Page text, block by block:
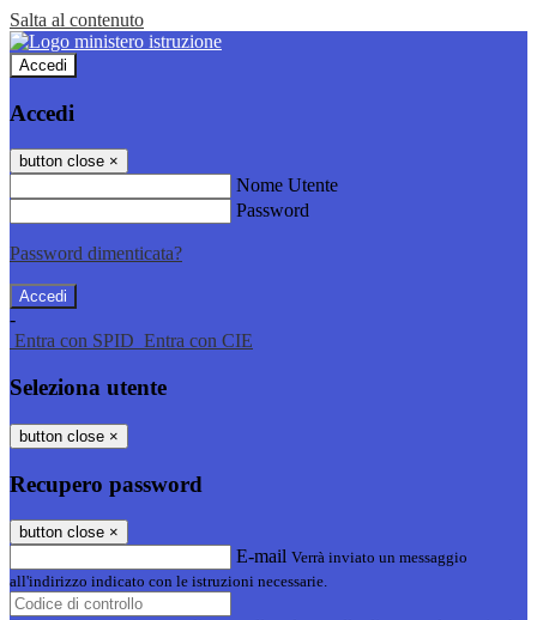
Salta al contenuto
Accedi
Accedi
button close ×
Nome Utente
Password
Password dimenticata?
-
Entra con SPID Entra con CIE
Seleziona utente
button close ×
Recupero password
button close ×
E-mail Verrà inviato un messaggio
all'indirizzo indicato con le istruzioni necessarie.